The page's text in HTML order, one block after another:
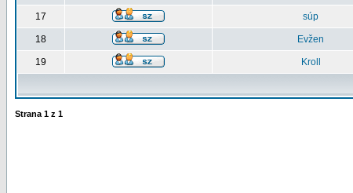
17 súp
18 Evžen
19 Kroll
Strana 1 z 1